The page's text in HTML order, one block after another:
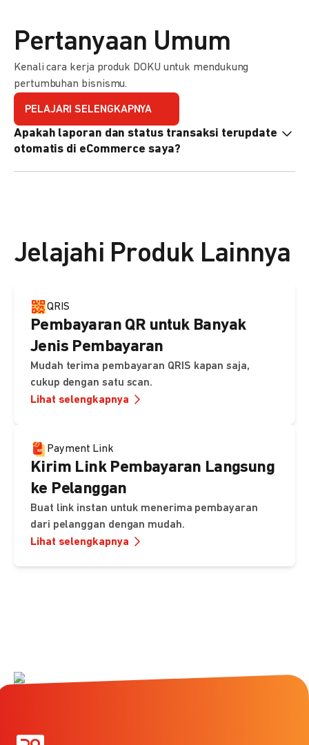
Pertanyaan Umum
Kenali cara kerja produk DOKU untuk mendukung
pertumbuhan bisnismu.
PELAJARI SELENGKAPNYA
Apakah laporan dan status transaksi terupdate
otomatis di eCommerce saya?
Jelajahi Produk Lainnya
QRIS
Pembayaran QR untuk Banyak
Jenis Pembayaran
Mudah terima pembayaran QRIS kapan saja,
cukup dengan satu scan.
Lihat selengkapnya
Payment Link
Kirim Link Pembayaran Langsung
ke Pelanggan
Buat link instan untuk menerima pembayaran
dari pelanggan dengan mudah.
Lihat selengkapnya